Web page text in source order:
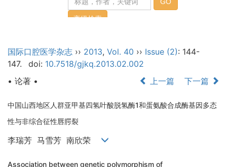
国际口腔医学杂志 ›› 2013, Vol. 40 ›› Issue (2): 144-
147.
doi: 10.7518/gjkq.2013.02.002
• 论著 •
上一篇 下一篇
中国山西地区人群亚甲基四氢叶酸脱氢酶1和蛋氨酸合成酶基因多态
性与非综合征性唇腭裂
李瑞芳 马雪芳 南欣荣
Association between genetic polymorphism of